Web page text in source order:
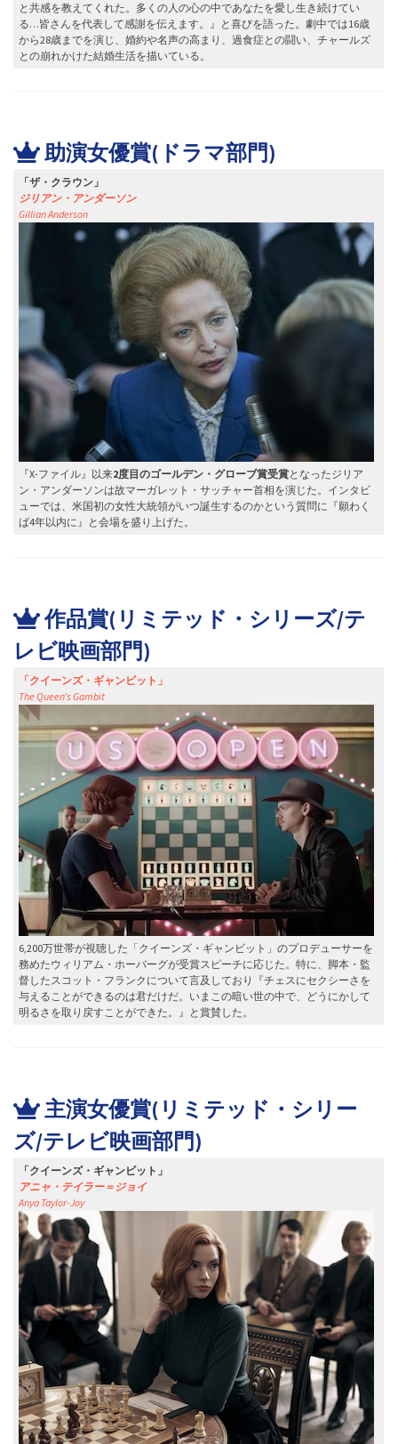
と共感を教えてくれた。多くの人の心の中であなたを愛し生き続けてい
る…皆さんを代表して感謝を伝えます。』と喜びを語った。劇中では16歳
から28歳までを演じ、婚約や名声の高まり、過食症との闘い、チャールズ
との崩れかけた結婚生活を描いている。
助演女優賞(ドラマ部門)
「ザ・クラウン」
ジリアン・アンダーソン
Gillian Anderson
『X-ファイル』以来2度目のゴールデン・グローブ賞受賞となったジリア
ン・アンダーソンは故マーガレット・サッチャー首相を演じた。インタビ
ューでは、米国初の女性大統領がいつ誕生するのかという質問に『願わく
ば4年以内に』と会場を盛り上げた。
作品賞(リミテッド・シリーズ/テ
レビ映画部門)
「クイーンズ・ギャンビット」
The Queen’s Gambit
6,200万世帯が視聴した「クイーンズ・ギャンビット」のプロデューサーを
務めたウィリアム・ホーバーグが受賞スピーチに応じた。特に、脚本・監
督したスコット・フランクについて言及しており『チェスにセクシーさを
与えることができるのは君だけだ。いまこの暗い世の中で、どうにかして
明るさを取り戻すことができた。』と賞賛した。
主演女優賞(リミテッド・シリー
ズ/テレビ映画部門)
「クイーンズ・ギャンビット」
アニャ・テイラー＝ジョイ
Anya Taylor-Joy